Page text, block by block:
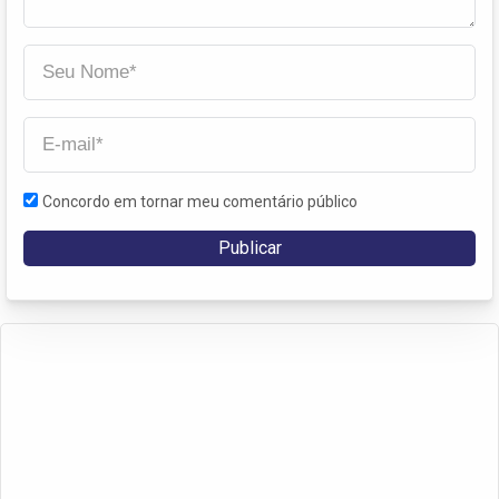
Concordo em tornar meu comentário público